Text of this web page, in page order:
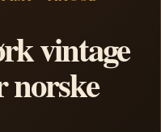
vintage
norske